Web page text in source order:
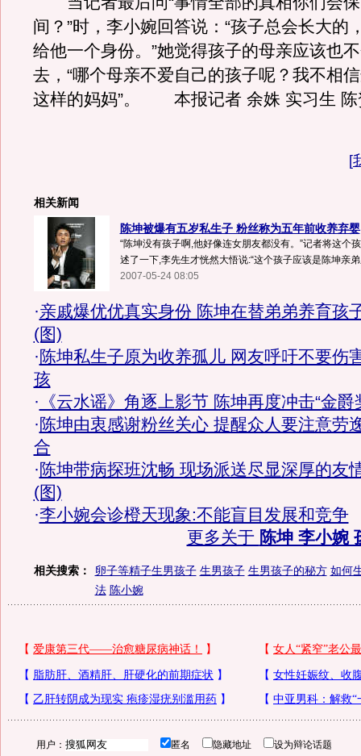
间？”时，李小婉回答说：“孩子总会长大的
给他一个身份。”她觉得孩子的母亲应该也
去，“哪个母亲不爱自己的孩子呢？我不相
这样的妈妈”。 本报记者 余姝 实习生 陈
[
相关新闻
陈坤被爆有五岁私生子 粉丝称为五年前收养弃婴
“陈坤没有孩子啊,他好像连女朋友都没有。”记者将这个
述了一下,李先生才恍然大悟说:“这个孩子应该是陈坤亲
2007-05-24 08:05
·亲戚爆优优真实身份 陈坤在替弟弟养育孩
(图)
·陈坤私生子原为收养孤儿 网友呼吁不要伤
孩
· 《云水谣》角逐上影节 陈坤再度冲击“金爵
·陈坤由衷感谢粉丝关心 提醒众人要注意劳
合
·陈坤带病探班沈畅 现场派送尽显深厚的友
(图)
·李小婉会诊橙天现象:不能盲目发展和竞争
更多关于 陈坤 李小婉
相关搜索： 卵子等精子生男孩子 生男孩子 生男孩子的秘方 如何
法 陈小婉
用户： 匿名 隐藏地址 设为辩论话题